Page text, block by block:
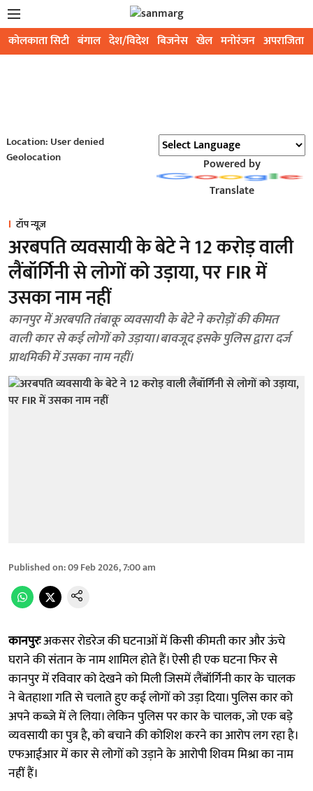
कोलकाता सिटी बंगाल देश/विदेश बिजनेस खेल मनोरंजन अपराजिता
Location: User denied
Geolocation
Powered by
Translate
टॉप न्यूज़
अरबपति व्यवसायी के बेटे ने 12 करोड़ वाली
लैंबॉर्गिनी से लोगों को उड़ाया, पर FIR में
उसका नाम नहीं
कानपुर में अरबपति तंबाकू व्यवसायी के बेटे ने करोड़ों की कीमत
वाली कार से कई लोगों को उड़ाया। बावजूद इसके पुलिस द्वारा दर्ज
प्राथमिकी में उसका नाम नहीं।
Published on:09 Feb 2026, 7:00 am
कानपुरःअकसर रोडरेज की घटनाओं में किसी कीमती कार और ऊंचे
घराने की संतान के नाम शामिल होते हैं। ऐसी ही एक घटना फिर से
कानपुर में रविवार को देखने को मिली जिसमें लैंबॉर्गिनी कार के चालक
ने बेतहाशा गति से चलाते हुए कई लोगों को उड़ा दिया। पुलिस कार को
अपने कब्जे में ले लिया। लेकिन पुलिस पर कार के चालक, जो एक बड़े
व्यवसायी का पुत्र है, को बचाने की कोशिश करने का आरोप लग रहा है।
एफआईआर में कार से लोगों को उड़ाने के आरोपी शिवम मिश्रा का नाम
नहीं हैं।